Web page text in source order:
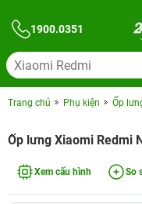
1900.0351
Trang chủ Phụ kiện Ốp
Ốp lưng Xiaomi Redmi
Xem cấu hình So